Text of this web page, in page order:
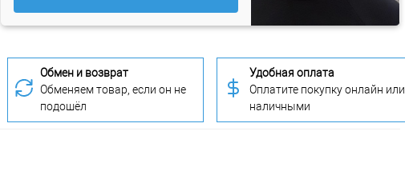
Обмен и возврат
Обменяем товар, если он не
подошёл
Удобная оплата
Оплатите покупку онлайн или
наличными